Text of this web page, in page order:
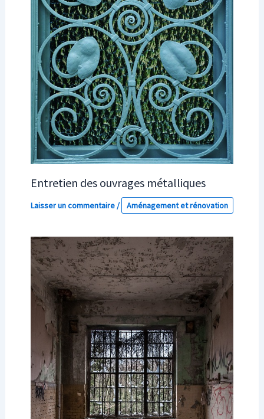
Entretien des ouvrages métalliques
Laisser un commentaire/ Aménagement et rénovation